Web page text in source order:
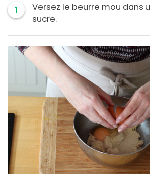
1
Versez le beurre mou dans
sucre.